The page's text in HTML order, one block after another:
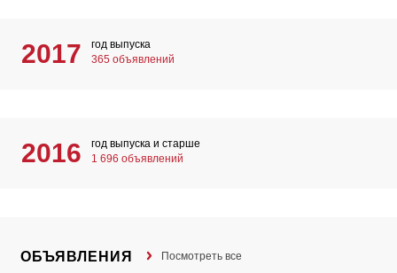
2017
год выпуска
365 объявлений
2016
год выпуска и старше
1 696 объявлений
ОБЪЯВЛЕНИЯ Посмотреть все